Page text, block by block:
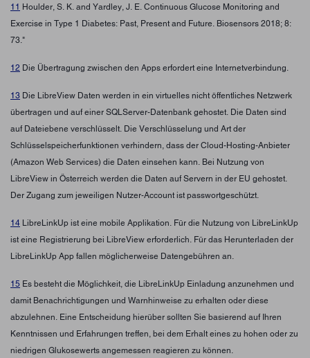
11 Houlder, S. K. and Yardley, J. E. Continuous Glucose Monitoring and
Exercise in Type 1 Diabetes: Past, Present and Future. Biosensors 2018; 8:
73."
12 Die Übertragung zwischen den Apps erfordert eine Internetverbindung.
13 Die LibreView Daten werden in ein virtuelles nicht öffentliches Netzwerk
übertragen und auf einer SQLServer-Datenbank gehostet. Die Daten sind
auf Dateiebene verschlüsselt. Die Verschlüsselung und Art der
Schlüsselspeicherfunktionen verhindern, dass der Cloud-Hosting-Anbieter
(Amazon Web Services) die Daten einsehen kann. Bei Nutzung von
LibreView in Österreich werden die Daten auf Servern in der EU gehostet.
Der Zugang zum jeweiligen Nutzer-Account ist passwortgeschützt.
14 LibreLinkUp ist eine mobile Applikation. Für die Nutzung von LibreLinkUp
ist eine Registrierung bei LibreView erforderlich. Für das Herunterladen der
LibreLinkUp App fallen möglicherweise Datengebühren an.
15 Es besteht die Möglichkeit, die LibreLinkUp Einladung anzunehmen und
damit Benachrichtigungen und Warnhinweise zu erhalten oder diese
abzulehnen. Eine Entscheidung hierüber sollten Sie basierend auf Ihren
Kenntnissen und Erfahrungen treffen, bei dem Erhalt eines zu hohen oder zu
niedrigen Glukosewerts angemessen reagieren zu können.